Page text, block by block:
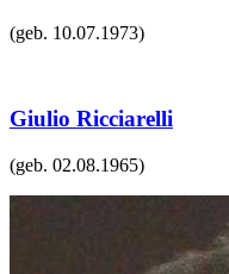
(geb. 10.07.1973)
Giulio Ricciarelli
(geb. 02.08.1965)